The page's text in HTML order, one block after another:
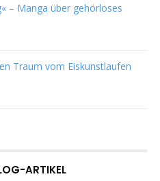
– Manga über gehörloses
Traum vom Eiskunstlaufen
ARTIKEL